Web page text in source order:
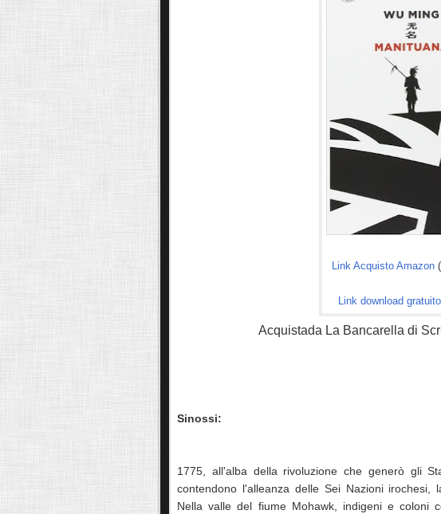
Link Acquisto Amazon
Link download gratuito
Acquistada La Bancarella di
Sinossi:
1775, all'alba della rivoluzione che generò gli
contendono l'alleanza delle Sei Nazioni irochesi,
Nella valle del fiume Mohawk, indigeni e coloni